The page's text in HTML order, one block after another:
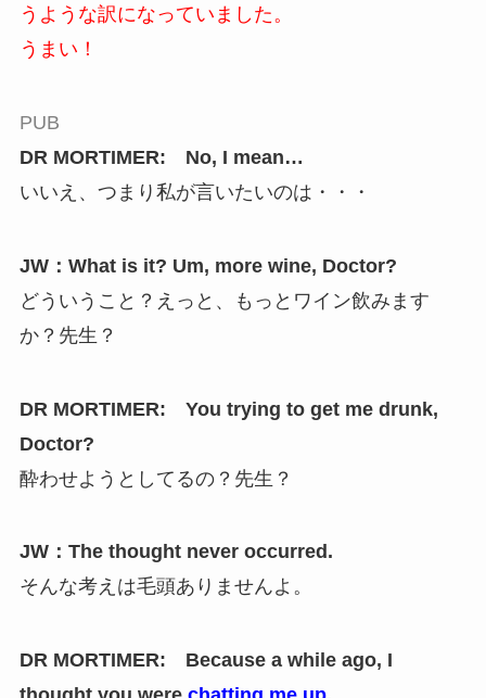
うような訳になっていました。
うまい！
PUB
DR MORTIMER: No, I mean…
いいえ、つまり私が言いたいのは・・・
JW：What is it? Um, more wine, Doctor?
どういうこと？えっと、もっとワイン飲みます
か？先生？
DR MORTIMER: You trying to get me drunk,
Doctor?
酔わせようとしてるの？先生？
JW：The thought never occurred.
そんな考えは毛頭ありませんよ。
DR MORTIMER: Because a while ago, I